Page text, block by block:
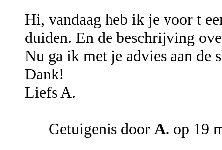
Hi, vandaag heb ik je voor t
duiden. En de beschrijving
Nu ga ik met je advies aan de
Dank!
Liefs A.
Getuigenis door A. op 19